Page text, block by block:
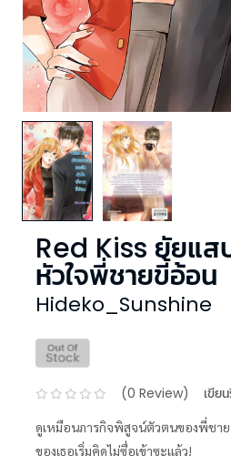
Red Kiss ยัยแ
หัวใจพี่ชายขี้อ้อน
Hideko_Sunshine
(0 Review) เขีย
ดูเหมือนภารกิจพิสูจน์ตัวตนของพี่ชา
ของเธอเริ่มคิดไม่ซื่อเข้าซะเเล้ว!